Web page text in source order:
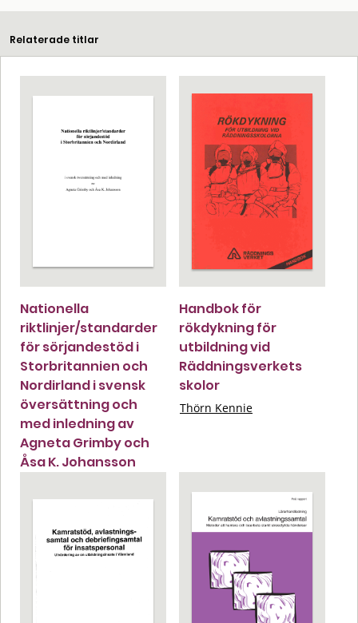
Relaterade titlar
Nationella
riktlinjer/standarder
för sörjandestöd i
Storbritannien och
Nordirland i svensk
översättning och
med inledning av
Agneta Grimby och
Åsa K. Johansson
Handbok för
rökdykning för
utbildning vid
Räddningsverkets
skolor
Thörn Kennie